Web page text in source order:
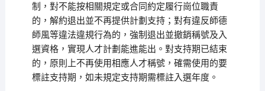
制，對不能按相關規定或合同約定履行崗位職責
的，解約退出並不再提供計劃支持；對有違反師德
師風等違法違規行為的，強制退出並撤銷稱號及入
選資格，實現人才計劃能進能出。對支持期已結束
的，原則上不再使用相應人才稱號，確需使用的要
標註支持期，如未規定支持期需標註入選年度。